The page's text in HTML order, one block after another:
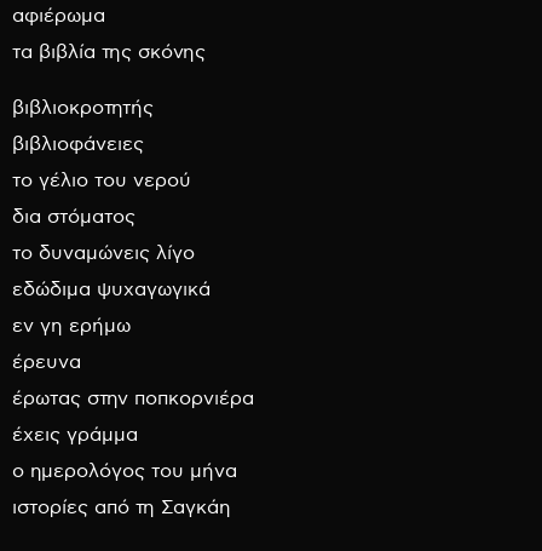
αφιέρωμα
τα βιβλία της σκόνης
βιβλιοκροτητής
βιβλιοφάνειες
το γέλιο του νερού
δια στόματος
το δυναμώνεις λίγο
εδώδιμα ψυχαγωγικά
εν γη ερήμω
έρευνα
έρωτας στην ποπκορνιέρα
έχεις γράμμα
ο ημερολόγος του μήνα
ιστορίες από τη Σαγκάη